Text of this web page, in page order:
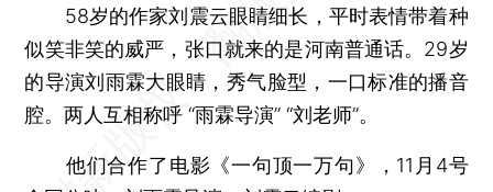
58岁的作家刘震云眼睛细长，平时表情带着种
似笑非笑的威严，张口就来的是河南普通话。29岁
的导演刘雨霖大眼睛，秀气脸型，一口标准的播音
腔。两人互相称呼 “雨霖导演” “刘老师”。
他们合作了电影《一句顶一万句》，11月4号